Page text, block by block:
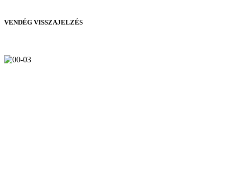
VENDÉG VISSZAJELZÉS